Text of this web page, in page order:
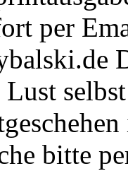
per
bitte